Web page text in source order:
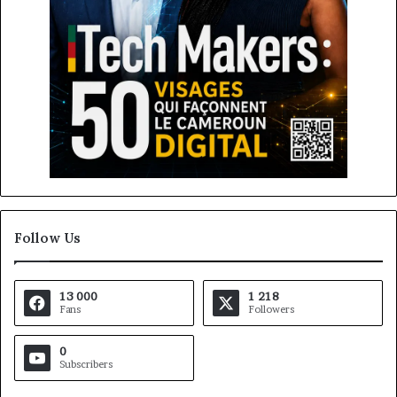
Follow Us
13 000
Fans
1 218
Followers
0
Subscribers